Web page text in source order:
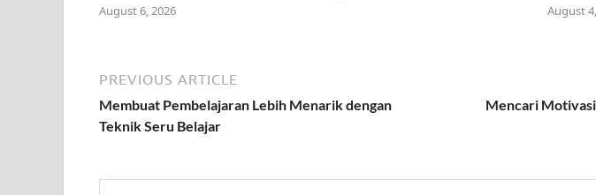
August 6, 2026 August
PREVIOUS ARTICLE
Membuat Pembelajaran Lebih Menarik dengan
Teknik Seru Belajar
Mencari